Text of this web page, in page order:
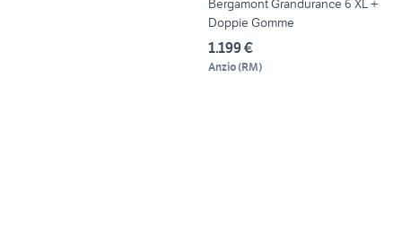
Bergamont Grandurance 6 XL +
Doppie Gomme
1.199 €
Anzio(RM)